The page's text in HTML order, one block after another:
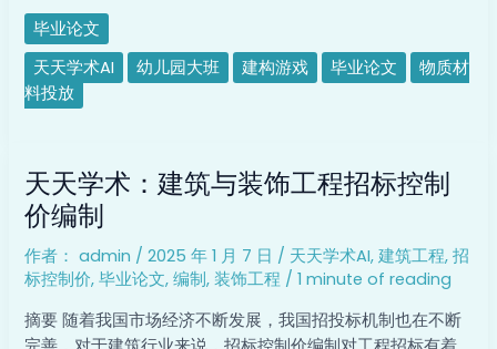
材
料
投
放
研
究
毕业论文
天天学术AI
幼儿园大班 建构游戏 毕业论文
物质材
料投放
天天学术：建筑与装饰工程招标控制
价编制
作者： admin /2025 年 1 月 7 日 / 天天学术AI,建筑工程,招
标控制价,毕业论文,编制,装饰工程 /1 minute of reading
摘要 随着我国市场经济不断发展，我国招投标机制也在不断
天
学
术：
建
筑
与
装